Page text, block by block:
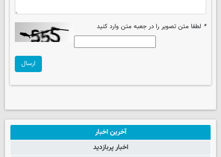
* لطفا متن تصویر را در جعبه متن وارد کنید
ارسال
آخرین اخبار
اخبار پربازدید